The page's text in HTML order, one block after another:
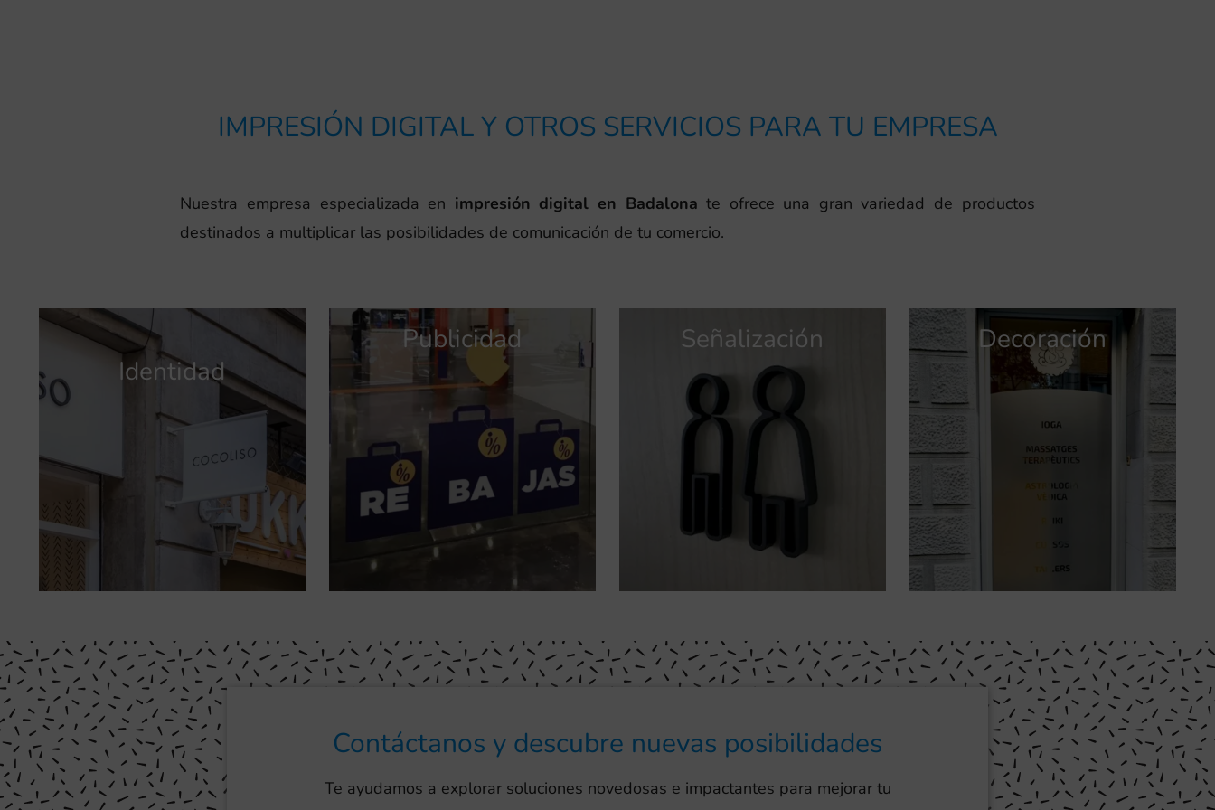
IMPRESIÓN DIGITAL Y OTROS SERVICIOS PARA TU EMPRESA
Nuestra empresa especializada en impresión digital en Badalona te ofrece una gran variedad de productos
destinados a multiplicar las posibilidades de comunicación de tu comercio.
Identidad Identidad Identidad
Publicidad Publicidad Publicidad
Señalización Señalización
Decoración
Contáctanos y descubre nuevas posibilidades
Te ayudamos a explorar soluciones novedosas e impactantes para mejorar tu